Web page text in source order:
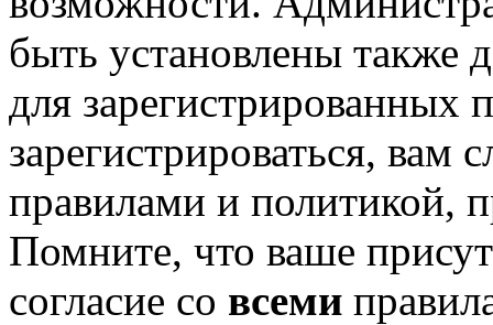
быть установлены также
для зарегистрированных
зарегистрироваться, вам
правилами и политикой,
Помните, что ваше
согласие со всеми